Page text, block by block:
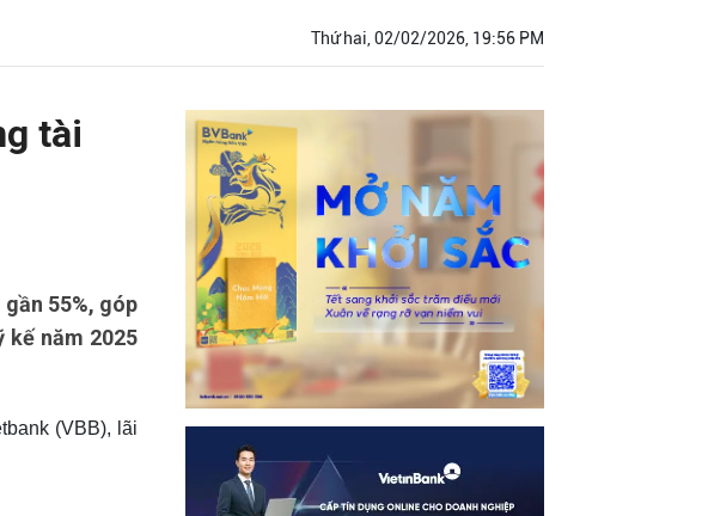
Thứ hai, 02/02/2026, 19:56 PM
tài
55%, góp
kế năm 2025
(VBB), lãi